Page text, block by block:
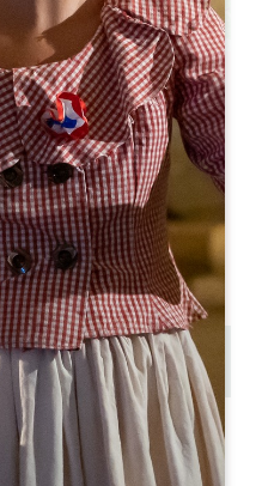
Leaflet
à Saint-Emilion
EMILION
28 28
con nosotros